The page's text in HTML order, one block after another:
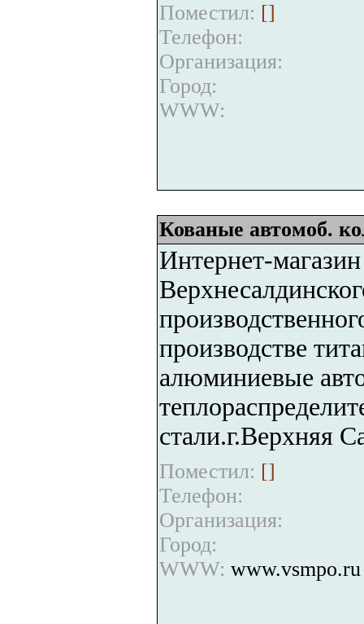
Поместил: []
Телефон:
Организация:
Город:
WWW:
Кованые автомоб.
Интернет-
производстве
алюминиевые
стали.г.Верхняя
Поместил: []
Телефон:
Организация:
Город:
WWW: www.vsmpo.ru